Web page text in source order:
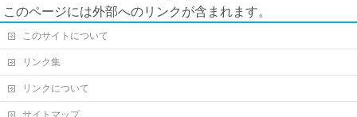
このページには外部へのリンクが含まれます。
このサイトについて
リンク集
リンクについて
サイトマップ